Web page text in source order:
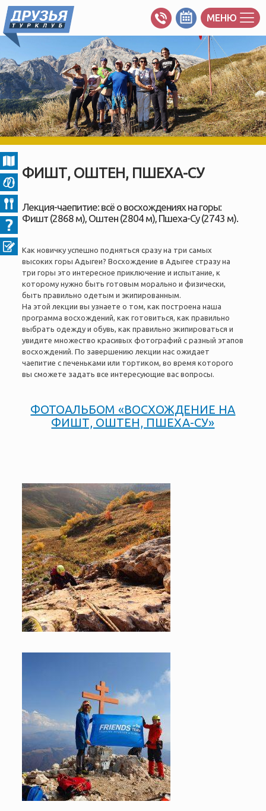
МЕНЮ
ФИШТ, ОШТЕН, ПШЕХА-СУ
Лекция-чаепитие: всё о восхождениях на горы:
Фишт (2868 м), Оштен (2804 м), Пшеха-Су (2743 м).
Как новичку успешно подняться сразу на три самых
высоких горы Адыгеи? Восхождение в Адыгее стразу на
три горы это интересное приключение и испытание, к
которому нужно быть готовым морально и физически,
быть правильно одетым и экипированным.
На этой лекции вы узнаете о том, как построена наша
программа восхождений, как готовиться, как правильно
выбрать одежду и обувь, как правильно экипироваться и
увидите множество красивых фотографий с разный этапов
восхождений. По завершению лекции нас ожидает
чаепитие с печеньками или тортиком, во время которого
вы сможете задать все интересующие вас вопросы.
ФОТОАЛЬБОМ «ВОСХОЖДЕНИЕ НА
ФИШТ, ОШТЕН, ПШЕХА-СУ»